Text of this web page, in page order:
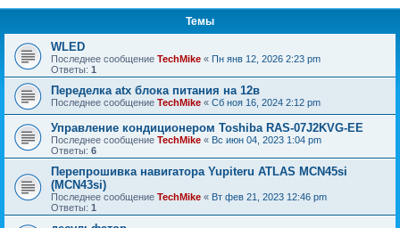
Темы
WLED
Последнее сообщение TechMike « Пн янв 12, 2026 2:23 pm
Ответы: 1
Переделка atx блока питания на 12в
Последнее сообщение TechMike « Сб ноя 16, 2024 2:12 pm
Управление кондиционером Toshiba RAS-07J2KVG-EE
Последнее сообщение TechMike « Вс июн 04, 2023 1:04 pm
Ответы: 6
Перепрошивка навигатора Yupiteru ATLAS MCN45si
(MCN43si)
Последнее сообщение TechMike « Вт фев 21, 2023 12:46 pm
Ответы: 1